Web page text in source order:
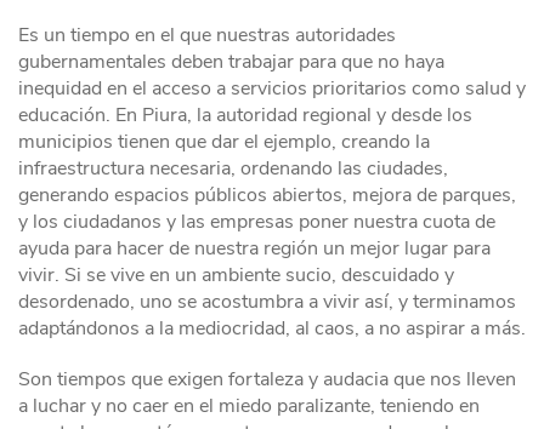
Es un tiempo en el que nuestras autoridades
gubernamentales deben trabajar para que no haya
inequidad en el acceso a servicios prioritarios como salud y
educación. En Piura, la autoridad regional y desde los
municipios tienen que dar el ejemplo, creando la
infraestructura necesaria, ordenando las ciudades,
generando espacios públicos abiertos, mejora de parques,
y los ciudadanos y las empresas poner nuestra cuota de
ayuda para hacer de nuestra región un mejor lugar para
vivir. Si se vive en un ambiente sucio, descuidado y
desordenado, uno se acostumbra a vivir así, y terminamos
adaptándonos a la mediocridad, al caos, a no aspirar a más.
Son tiempos que exigen fortaleza y audacia que nos lleven
a luchar y no caer en el miedo paralizante, teniendo en